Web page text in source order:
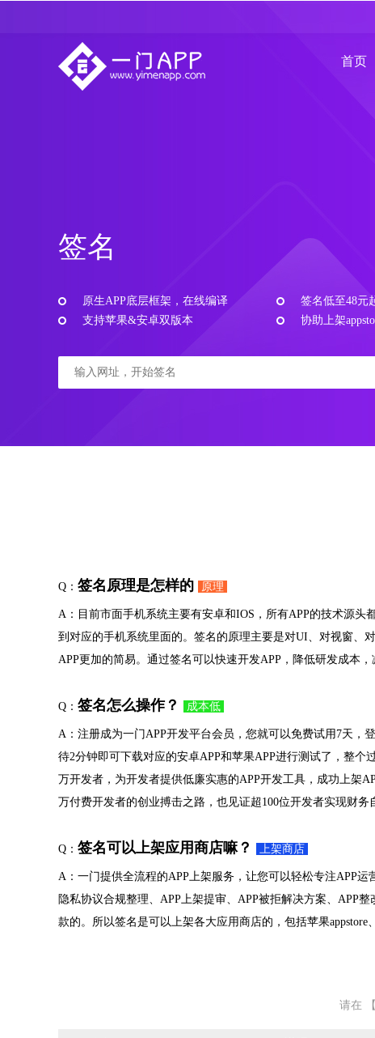
首页
签名
原生APP底层框架，在线编译
签名低至48元
支持苹果&安卓双版本
协助上架
Q： 签名原理是怎样的 原理
A：目前市面手机系统主要有安卓和IOS，所有APP的技术源
到对应的手机系统里面的。签名的原理主要是对UI、对视窗、
APP更加的简易。通过签名可以快速开发APP，降低研发成本
Q： 签名怎么操作？ 成本低
A：注册成为一门APP开发平台会员，您就可以免费试用7天，
待2分钟即可下载对应的安卓APP和苹果APP进行测试了，整
万开发者，为开发者提供低廉实惠的APP开发工具，成功上架
万付费开发者的创业搏击之路，也见证超100位开发者实现财务
Q： 签名可以上架应用商店嘛？ 上架商店
A：一门提供全流程的APP上架服务，让您可以轻松专注APP
隐私协议合规整理、APP上架提审、APP被拒解决方案、APP
款的。所以签名是可以上架各大应用商店的，包括苹果
请在 【